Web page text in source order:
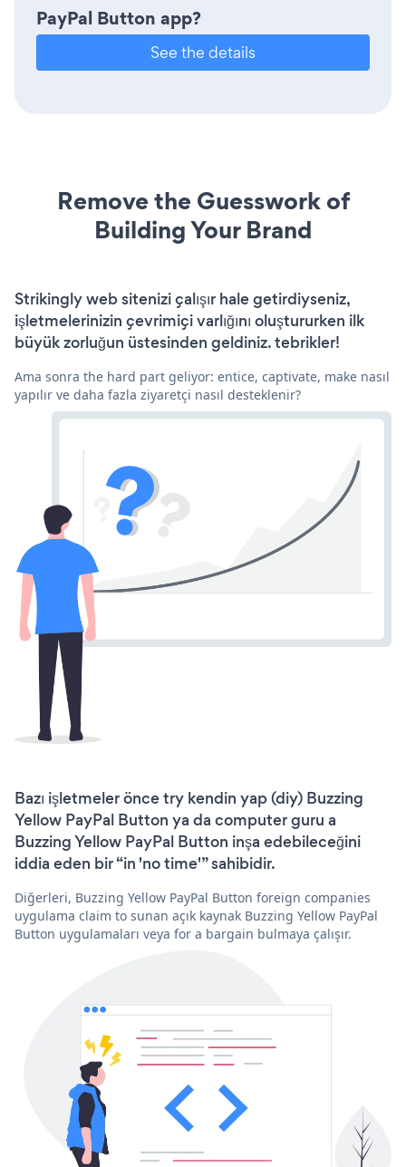
PayPal Button app?
See the details
Remove the Guesswork of
Building Your Brand
Strikingly web sitenizi çalışır hale getirdiyseniz,
işletmelerinizin çevrimiçi varlığını oluştururken ilk
büyük zorluğun üstesinden geldiniz. tebrikler!
Ama sonra the hard part geliyor: entice, captivate, make nasıl
yapılır ve daha fazla ziyaretçi nasıl desteklenir?
Bazı işletmeler önce try kendin yap (diy) Buzzing
Yellow PayPal Button ya da computer guru a
Buzzing Yellow PayPal Button inşa edebileceğini
iddia eden bir “in 'no time'” sahibidir.
Diğerleri, Buzzing Yellow PayPal Button foreign companies
uygulama claim to sunan açık kaynak Buzzing Yellow PayPal
Button uygulamaları veya for a bargain bulmaya çalışır.